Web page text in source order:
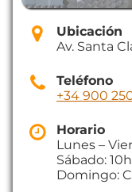
Ubicación
Av. Santa
Teléfono
+34 900
Horario
Lunes –
Sábado:
Domingo: